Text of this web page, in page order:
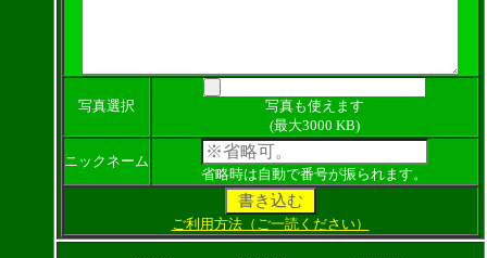
写真選択
写真も使えます
(最大3000 KB)
ニックネーム
省略時は自動で番号が振られます。
ご利用方法（ご一読ください）